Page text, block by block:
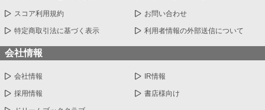
スコア利用規約 お問い合わせ
特定商取引法に基づく表示 利用者情報の外部送信について
会社情報
会社情報 IR情報
採用情報 書店様向け